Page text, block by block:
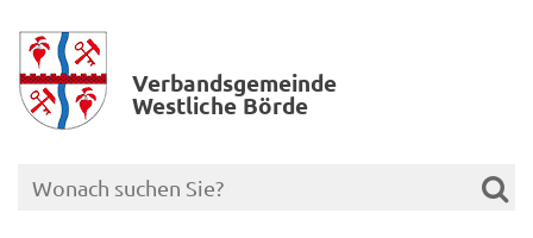
Verbands­gemeinde
Westliche Börde